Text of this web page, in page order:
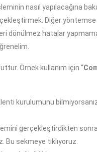
nasıl yapılacağına
Diğer yöntemse
dönülmez hatalar
Örnek kullanım için “
kurulumunu
gerçekleştirdikten
Bu sekmeye tıklıyoruz.